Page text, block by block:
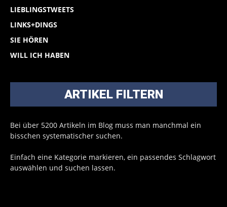
LIEBLINGSTWEETS
LINKS+DINGS
SIE HÖREN
WILL ICH HABEN
ARTIKEL FILTERN
Bei über 5200 Artikeln im Blog muss man manchmal ein
bisschen systematischer suchen.
Einfach eine Kategorie markieren, ein passendes Schlagwort
auswählen und suchen lassen.